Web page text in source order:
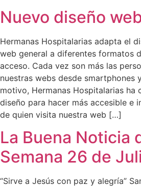
Nuevo diseño
Hermanas Hospitalarias adapta el
web general a diferentes formatos
acceso. Cada vez son más las
nuestras webs desde smartphones
motivo, Hermanas Hospitalarias ha
diseño para hacer más accesible e
de quien visita nuestra web […]
La Buena Noticia
Semana 26 de
“Sirve a Jesús con paz y alegría”